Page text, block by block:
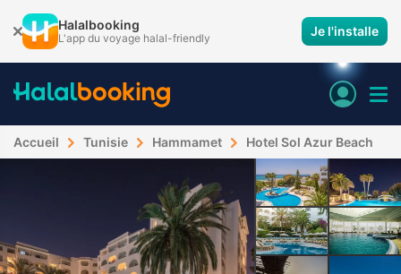
Halalbooking
L'app du voyage halal-friendly Je l'installe
Accueil Tunisie Hammamet Hotel Sol Azur Beach